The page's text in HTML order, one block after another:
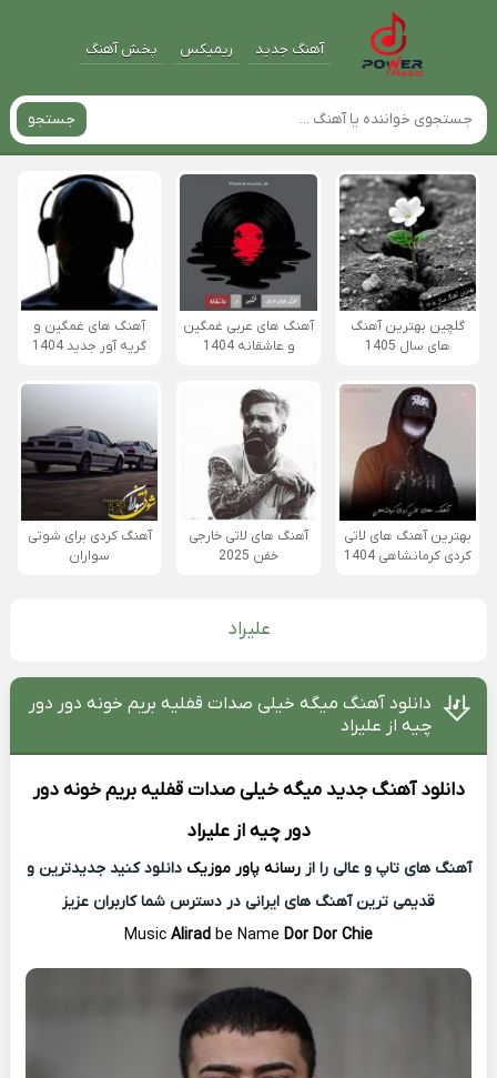
آهنگ جدید ریمیکس پخش آهنگ
جستجو
گلچین بهترین آهنگ
های سال 1405
آهنگ های عربی غمگین
و عاشقانه 1404
آهنگ های غمگین و
گریه آور جدید 1404
بهترین آهنگ های لاتی
کردی کرمانشاهی 1404
آهنگ های لاتی خارجی
خفن 2025
آهنگ کردی برای شوتی
سواران
علیراد
دانلود آهنگ میگه خیلی صدات قفلیه بریم خونه دور دور
چیه از علیراد
دانلود آهنگ جدید میگه خیلی صدات قفلیه بریم خونه دور
دور چیه ازعلیراد
آهنگ های تاپ و عالی را ازرسانه پاور موزیک دانلود کنید جدیدترین و
قدیمی ترین آهنگ های ایرانی در دسترس شما کاربران عزیز
Music Alirad be Name Dor Dor Chie